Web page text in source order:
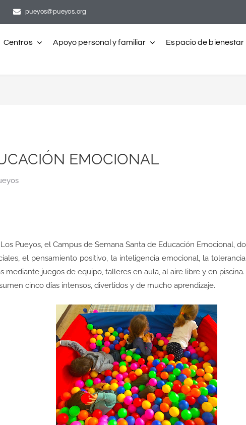
pueyos@pueyos.org
Centros Apoyo personal y familiar Espacio de bienestar
EMOCIONAL
Pueyos, el Campus de Semana Santa de Educación Emocional,
el pensamiento positivo, la inteligencia emocional, la
mediante juegos de equipo, talleres en aula, al aire libre y en piscina.
cinco días intensos, divertidos y de mucho aprendizaje.